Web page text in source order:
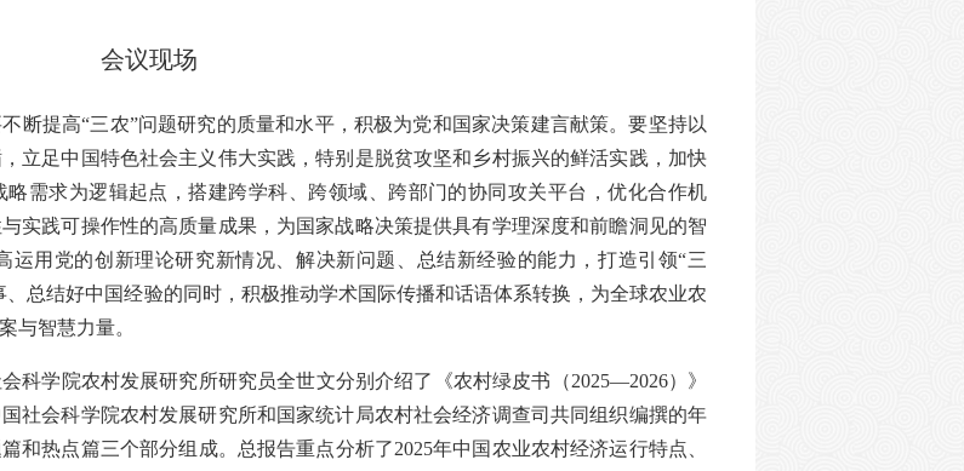
会议现场
断提高“三农”问题研究的质量和水平，积极为党和国家决策建言献策。要坚持以
立足中国特色社会主义伟大实践，特别是脱贫攻坚和乡村振兴的鲜活实践，加快
需求为逻辑起点，搭建跨学科、跨领域、跨部门的协同攻关平台，优化合作机
实践可操作性的高质量成果，为国家战略决策提供具有学理深度和前瞻洞见的智
用党的创新理论研究新情况、解决新问题、总结新经验的能力，打造引领“三
总结好中国经验的同时，积极推动学术国际传播和话语体系转换，为全球农业农
与智慧力量。
科学院农村发展研究所研究员全世文分别介绍了《农村绿皮书（2025—2026）》
社会科学院农村发展研究所和国家统计局农村社会经济调查司共同组织编撰的年
和热点篇三个部分组成。总报告重点分析了2025年中国农业农村经济运行特点、